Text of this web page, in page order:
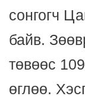
сонгогч
байв.
төвөөс
өглөө.